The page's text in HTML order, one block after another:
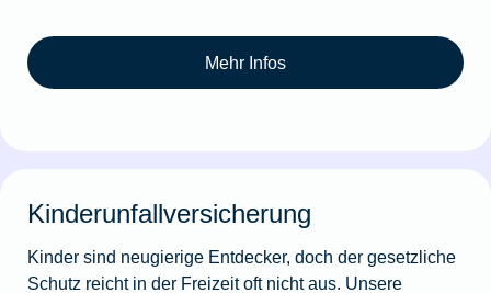
Mehr Infos
Kinderunfallversicherung
Kinder sind neugierige Entdecker, doch der gesetzliche
Schutz reicht in der Freizeit oft nicht aus. Unsere